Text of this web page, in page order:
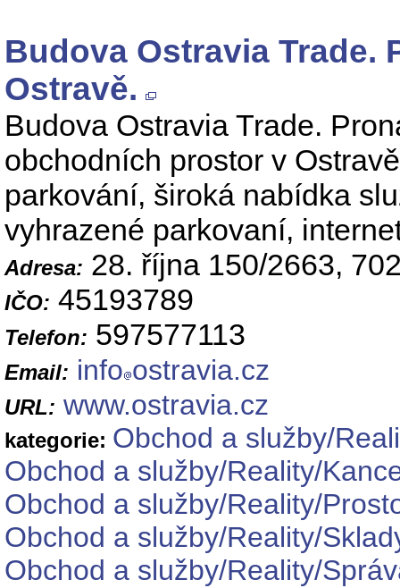
Budova Ostravia Trade.
Ostravě.
Budova Ostravia Trade.
obchodních prostor v
parkování, široká nabídka
vyhrazené parkovaní,
Adresa: 28. října 150/2663,
IČO: 45193789
Telefon: 597577113
Email: info ostravia.cz
URL: www.ostravia.cz
kategorie: Obchod a služby/
Obchod a služby/Reality/
Obchod a služby/Reality/
Obchod a služby/Reality/
Obchod a služby/Reality/